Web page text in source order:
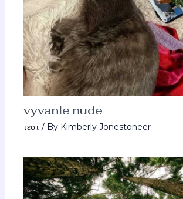
vyvanle nude
τεστ / By Kimberly Jonestoneer